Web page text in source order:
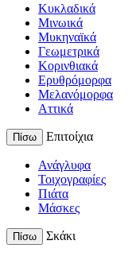
Κυκλαδικά
Μινωικά
Μυκηναϊκά
Γεωμετρικά
Κορινθιακά
Ερυθρόμορφα
Μελανόμορφα
Αττικά
Πίσω Επιτοίχια
Ανάγλυφα
Τοιχογραφίες
Πιάτα
Μάσκες
Πίσω Σκάκι